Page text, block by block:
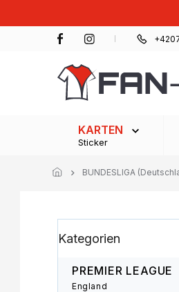
KARTEN
Sticker
BUNDESLIGA
e
überspringen
Kategorien
PREMIER LEAGUE
England